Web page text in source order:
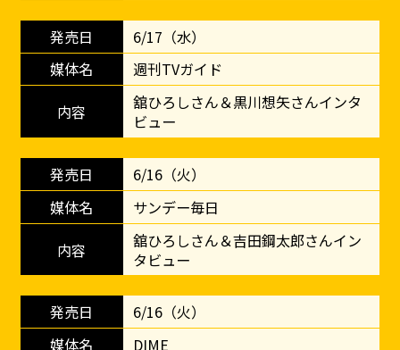
6/17（水）
週刊TVガイド
舘ひろしさん＆黒川想矢さんインタ
ビュー
6/16（火）
サンデー毎日
舘ひろしさん＆吉田鋼太郎さんイン
タビュー
6/16（火）
DIME